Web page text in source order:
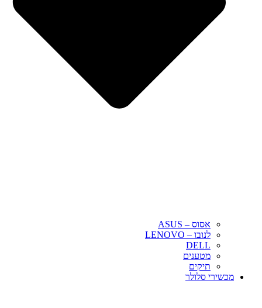
אסוס – ASUS
לנובו – LENOVO
DELL
מטענים
תיקים
מכשירי סלולר